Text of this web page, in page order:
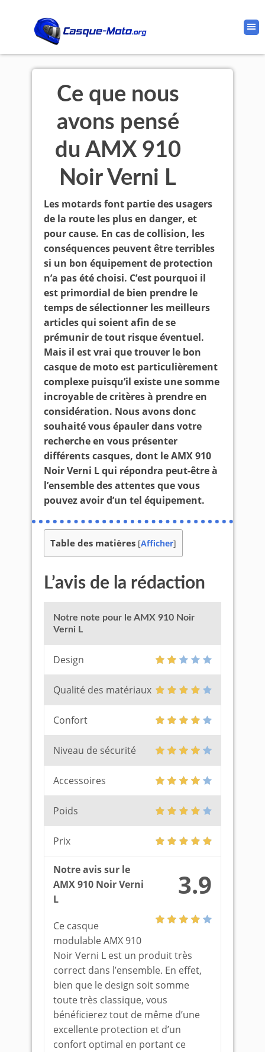
Ce que nous
avons pensé
du AMX 910
Noir Verni L
Les motards font partie des usagers
de la route les plus en danger, et
pour cause. En cas de collision, les
conséquences peuvent être terribles
si un bon équipement de protection
n’a pas été choisi. C’est pourquoi il
est primordial de bien prendre le
temps de sélectionner les meilleurs
articles qui soient afin de se
prémunir de tout risque éventuel.
Mais il est vrai que trouver le bon
casque de moto est particulièrement
complexe puisqu’il existe une somme
incroyable de critères à prendre en
considération. Nous avons donc
souhaité vous épauler dans votre
recherche en vous présenter
différents casques, dont le AMX 910
Noir Verni L qui répondra peut-être à
l’ensemble des attentes que vous
pouvez avoir d’un tel équipement.
Table des matières [Afficher]
L’avis de la rédaction
Notre note pour le AMX 910 Noir
Verni L
Design
Qualité des matériaux
Confort
Niveau de sécurité
Accessoires
Poids
Prix
3.9
Notre avis sur le
AMX 910 Noir Verni
L
Ce casque
modulable AMX 910
Noir Verni L est un produit très
correct dans l’ensemble. En effet,
bien que le design soit somme
toute très classique, vous
bénéficierez tout de même d’une
excellente protection et d’un
confort optimal en portant ce